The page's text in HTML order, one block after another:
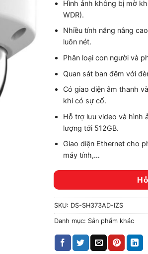
Hình ảnh không bị mờ
WDR).
Nhiều tính năng nâng
luôn nét.
Phân loại con người và
Quan sát ban đêm với
Có giao diện âm thanh
khi có sự cố.
Hỗ trợ lưu video và hình
lượng tới 512GB.
Giao diện Ethernet cho
máy tính,…
SKU: DS-SH373AD-IZS
Danh mục: Sản phẩm khác